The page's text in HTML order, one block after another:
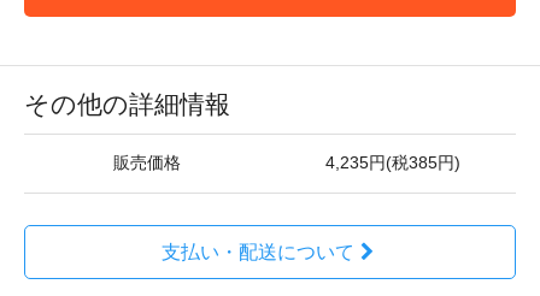
その他の詳細情報
販売価格 4,235円(税385円)
支払い・配送について